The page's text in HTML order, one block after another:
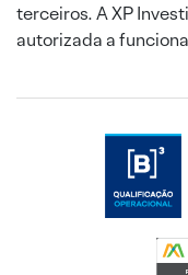
terceiros. A XP
autorizada a